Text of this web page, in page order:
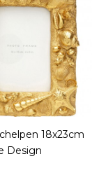
18x23cm
Design